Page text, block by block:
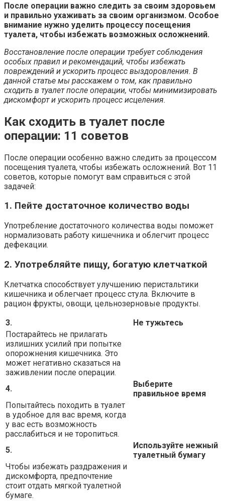
После операции важно следить за своим здоровьем
и правильно ухаживать за своим организмом. Особое
внимание нужно уделить процессу посещения
туалета, чтобы избежать возможных осложнений.
Восстановление после операции требует соблюдения
особых правил и рекомендаций, чтобы избежать
повреждений и ускорить процесс выздоровления. В
данной статье мы расскажем о том, как правильно
сходить в туалет после операции, чтобы минимизировать
дискомфорт и ускорить процесс исцеления.
Как сходить в туалет после
операции: 11 советов
После операции особенно важно следить за процессом
посещения туалета, чтобы избежать осложнений. Вот 11
советов, которые помогут вам справиться с этой
задачей:
1. Пейте достаточное количество воды
Употребление достаточного количества воды поможет
нормализовать работу кишечника и облегчит процесс
дефекации.
2. Употребляйте пищу, богатую клетчаткой
Клетчатка способствует улучшению перистальтики
кишечника и облегчает процесс стула. Включите в
рацион фрукты, овощи, цельнозерновые продукты.
3.
Не тужьтесь
Постарайтесь не прилагать
излишних усилий при попытке
опорожнения кишечника. Это
может негативно сказаться на
заживлении после операции.
4.
Выберите
правильное время
Попытайтесь походить в туалет
в удобное для вас время, когда
у вас есть возможность
расслабиться и не торопиться.
5.
Используйте нежный
туалетный бумагу
Чтобы избежать раздражения и
дискомфорта, предпочтение
стоит отдать мягкой туалетной
бумаге.